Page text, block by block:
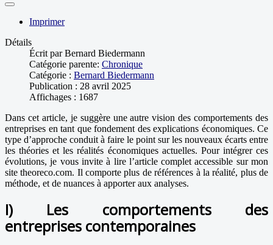
Imprimer
Détails
Écrit parBernard Biedermann
Catégorie parente: Chronique
Catégorie : Bernard Biedermann
Publication : 28 avril 2025
Affichages : 1687
Dans cet article, je suggère une autre vision des comportements des
entreprises en tant que fondement des explications économiques. Ce
type d’approche conduit à faire le point sur les nouveaux écarts entre
les théories et les réalités économiques actuelles. Pour intégrer ces
évolutions, je vous invite à lire l’article complet accessible sur mon
site theoreco.com. Il comporte plus de références à la réalité, plus de
méthode, et de nuances à apporter aux analyses.
I) Les comportements des
entreprises contemporaines